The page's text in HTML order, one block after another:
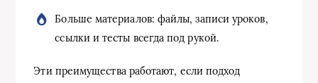
Больше материалов: файлы, записи уроков,
ссылки и тесты всегда под рукой.
Эти преимущества работают, если подход